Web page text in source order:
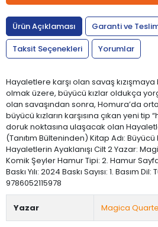
Ürün Açıklaması
Garanti ve
Taksit Seçenekleri
Yorumlar
Hayaletlere karşı olan savaş
olmak üzere, büyücü kızlar oldukça
olan savaşından sonra, Homura’da
büyücü kızların karşısına çıkan yeni
doruk noktasına ulaşacak olan
(Tanıtım Bülteninden) Kitap Adı:
Hayaletlerin Ayaklanışı Cilt 2 Yazar:
Komik Şeyler Hamur Tipi: 2. Hamur Sayfa
Baskı Yılı: 2024 Baskı Sayısı: 1. Basım
9786052115978
Yazar Magica